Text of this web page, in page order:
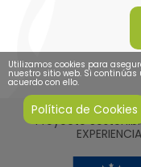
Proyecto
Utilizamos cookies para
nuestro sitio web. Si
acuerdo con ello.
Política de Cookies